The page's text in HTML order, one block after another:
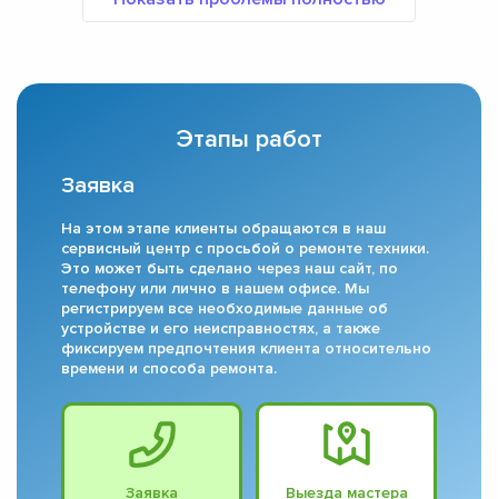
Этапы работ
Заявка
На этом этапе клиенты обращаются в наш
сервисный центр с просьбой о ремонте техники.
Это может быть сделано через наш сайт, по
телефону или лично в нашем офисе. Мы
регистрируем все необходимые данные об
устройстве и его неисправностях, а также
фиксируем предпочтения клиента относительно
времени и способа ремонта.
Заявка Выезда мастера